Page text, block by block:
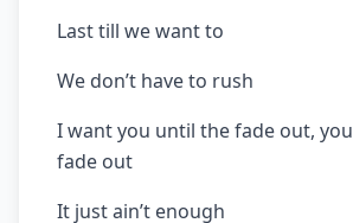
Last till we want to
We don’t have to rush
I want you until the fade out,
fade out
It just ain’t enough